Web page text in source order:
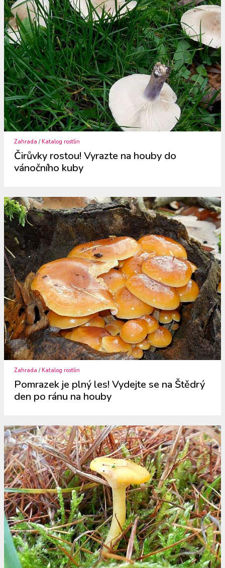
Zahrada /Katalog rostlin
Čirůvky rostou! Vyrazte na houby do
vánočního kuby
Zahrada / Katalog rostlin
Pomrazek je plný les! Vydejte se na Štědrý
den po ránu na houby